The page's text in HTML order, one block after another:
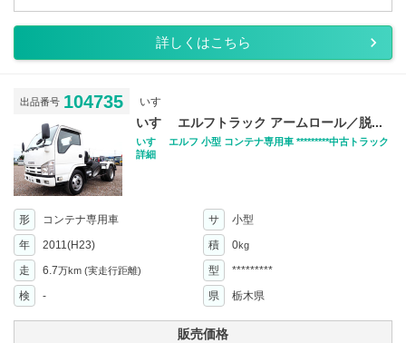
詳しくはこちら
出品番号 104735 いすゞ
いすゞ エルフトラック アームロール／脱...
いすゞ エルフ 小型 コンテナ専用車 *********中古トラック
詳細
形 コンテナ専用車 サ
小型
年
2011(H23) 積 0kg
走 6.7万km (実走行距離) 型
*********
検
- 県 栃木県
販売価格